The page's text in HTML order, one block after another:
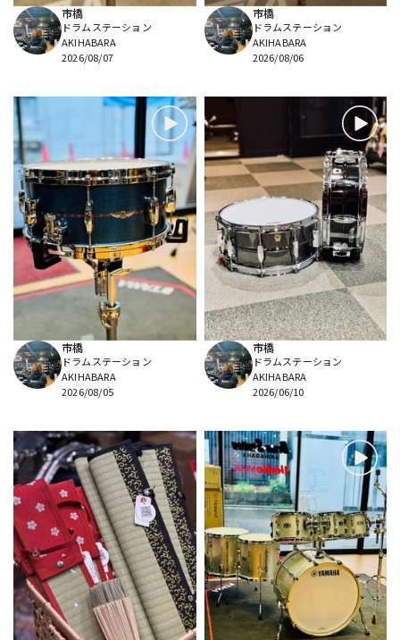
中古 ヴィンテージ
市橋
ドラムステーション
AKIHABARA
2026/08/07
市橋
ドラムステーション
AKIHABARA
2026/08/06
市橋
ドラムステーション
AKIHABARA
2026/08/05
市橋
ドラムステーション
AKIHABARA
2026/06/10